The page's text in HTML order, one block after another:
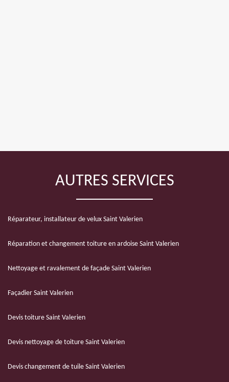
AUTRES SERVICES
Réparateur, installateur de velux Saint Valerien
Réparation et changement toiture en ardoise Saint Valerien
Nettoyage et ravalement de façade Saint Valerien
Façadier Saint Valerien
Devis toiture Saint Valerien
Devis nettoyage de toiture Saint Valerien
Devis changement de tuile Saint Valerien